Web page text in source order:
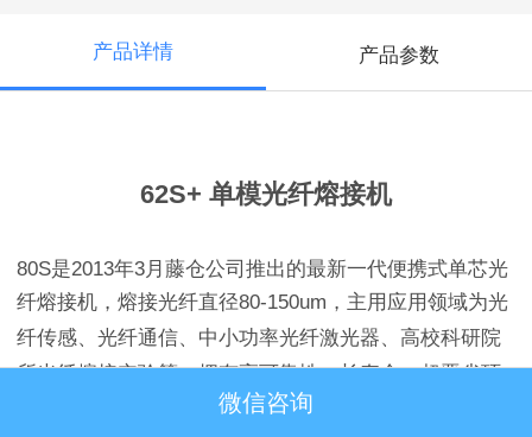
产品详情 产品参数
62S+ 单模光纤熔接机
80S是2013年3月藤仓公司推出的最新一代便携式单芯光
纤熔接机，熔接光纤直径80-150um，主用应用领域为光
纤传感、光纤通信、中小功率光纤激光器、高校科研院
所光纤熔接实验等，拥有高可靠性、长寿命、超恶劣环
藤仓公司单芯熔接机产品目前全球市场占
微信咨询